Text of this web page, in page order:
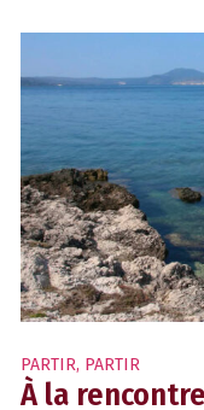
PARTIR, PARTIR
À la